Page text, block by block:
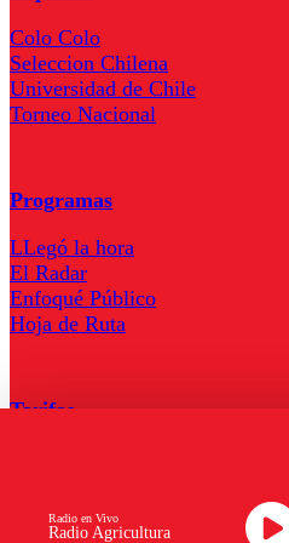
Radio Agricultura
Radio en Vivo
Colo Colo
Seleccion Chilena
Universidad de Chile
Torneo Nacional
Programas
LLegó la hora
El Radar
Enfoqué Público
Hoja de Ruta
Tarifas